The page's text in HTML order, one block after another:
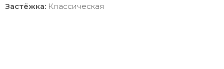
Застёжка: Классическая